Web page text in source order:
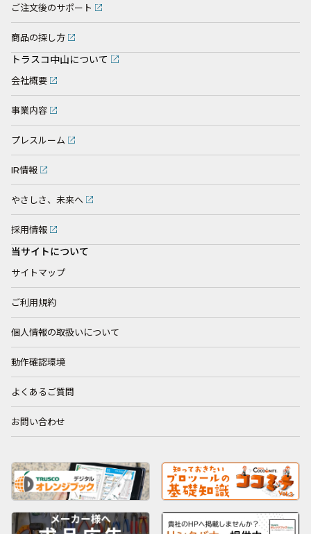
ご注文後のサポート
商品の探し方
トラスコ中山について
会社概要
事業内容
プレスルーム
IR情報
やさしさ、未来へ
採用情報
当サイトについて
サイトマップ
ご利用規約
個人情報の取扱いについて
動作確認環境
よくあるご質問
お問い合わせ